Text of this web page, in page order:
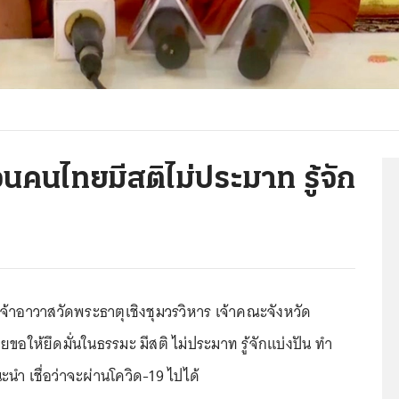
คนไทยมีสติไม่ประมาท รู้จัก
อาวาสวัดพระธาตุเชิงชุมวรวิหาร เจ้าคณะจังหวัด
อให้ยึดมั่นในธรรมะ มีสติ ไม่ประมาท รู้จักแบ่งปัน ทำ
ำ เชื่อว่าจะผ่านโควิด-19 ไปได้